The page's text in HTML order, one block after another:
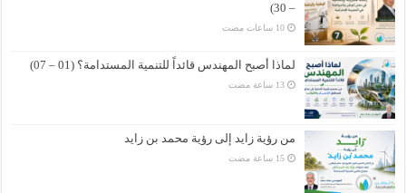
– 30)
لماذا أصبح المهندس قائداً للتنمية المستدامة؟ (01 – 07)
من رؤية زايد إلى رؤية محمد بن زايد